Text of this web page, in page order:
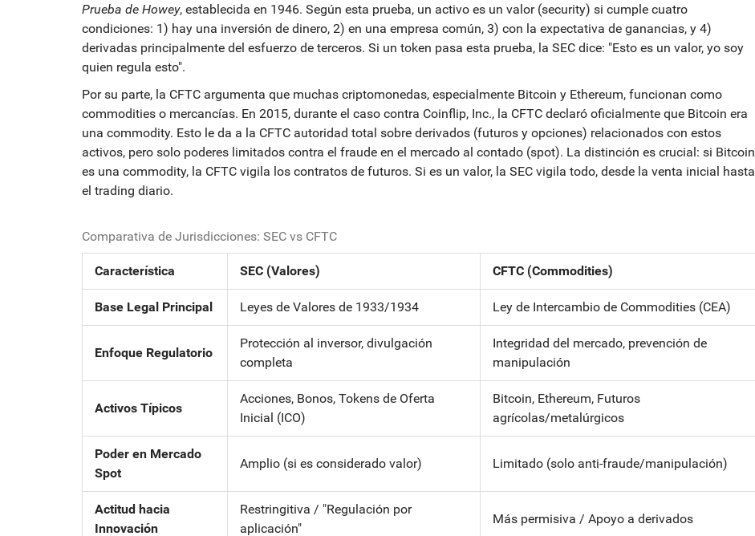
Prueba de Howey, establecida en 1946. Según esta prueba, un activo es un valor (security) si cumple cuatro
condiciones: 1) hay una inversión de dinero, 2) en una empresa común, 3) con la expectativa de ganancias, y 4)
derivadas principalmente del esfuerzo de terceros. Si un token pasa esta prueba, la SEC dice: "Esto es un valor, yo soy
quien regula esto".
Por su parte, la CFTC argumenta que muchas criptomonedas, especialmente Bitcoin y Ethereum, funcionan como
commodities o mercancías. En 2015, durante el caso contra Coinflip, Inc., la CFTC declaró oficialmente que Bitcoin era
una commodity. Esto le da a la CFTC autoridad total sobre derivados (futuros y opciones) relacionados con estos
activos, pero solo poderes limitados contra el fraude en el mercado al contado (spot). La distinción es crucial: si Bitcoin
es una commodity, la CFTC vigila los contratos de futuros. Si es un valor, la SEC vigila todo, desde la venta inicial hasta
el trading diario.
Comparativa de Jurisdicciones: SEC vs CFTC
Característica SEC (Valores) CFTC (Commodities)
Base Legal Principal Leyes de Valores de 1933/1934 Ley de Intercambio de Commodities (CEA)
Enfoque Regulatorio
Protección al inversor, divulgación
completa
Integridad del mercado, prevención de
manipulación
Activos Típicos
Acciones, Bonos, Tokens de Oferta
Inicial (ICO)
Bitcoin, Ethereum, Futuros
agrícolas/metalúrgicos
Poder en Mercado
Spot
Amplio (si es considerado valor) Limitado (solo anti-fraude/manipulación)
Actitud hacia
Innovación
Restringitiva / "Regulación por
aplicación"
Más permisiva / Apoyo a derivados